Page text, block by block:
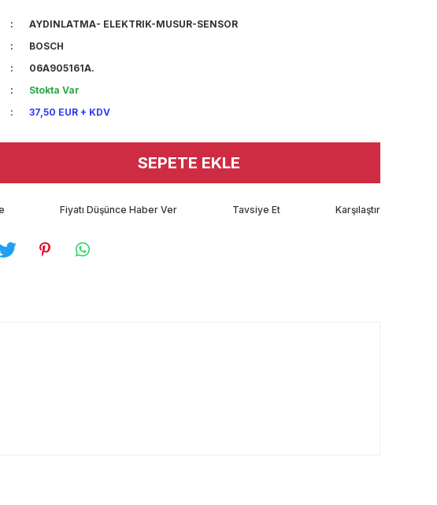
AYDINLATMA- ELEKTRIK-MUSUR-SENSOR
BOSCH
06A905161A.
Stokta Var
37,50 EUR + KDV
SEPETE EKLE
Fiyatı Düşünce Haber Ver Tavsiye Et Karşılaştır